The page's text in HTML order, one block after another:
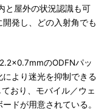
と屋外の状況認識も可
発し、どの入射角でも
のODFNパッ
より迷光を抑制できる
おり、モバイル／ウェ
ドが用意されている。